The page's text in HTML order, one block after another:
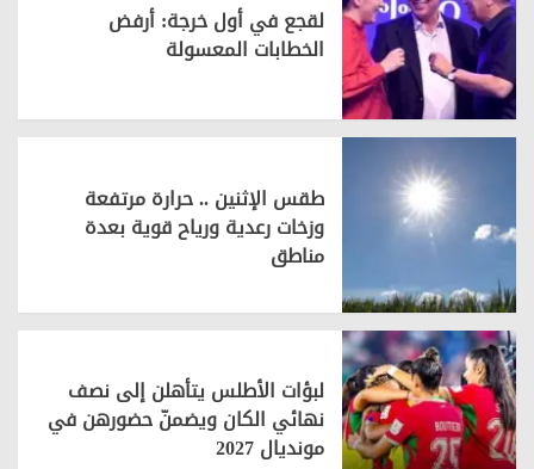
لقجع في أول خرجة: أرفض
الخطابات المعسولة
طقس الإثنين .. حرارة مرتفعة
وزخات رعدية ورياح قوية بعدة
مناطق
لبؤات الأطلس يتأهلن إلى نصف
نهائي الكان ويضمنّ حضورهن في
مونديال 2027